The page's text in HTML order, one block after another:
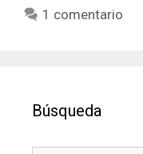
1 comentario
Búsqueda